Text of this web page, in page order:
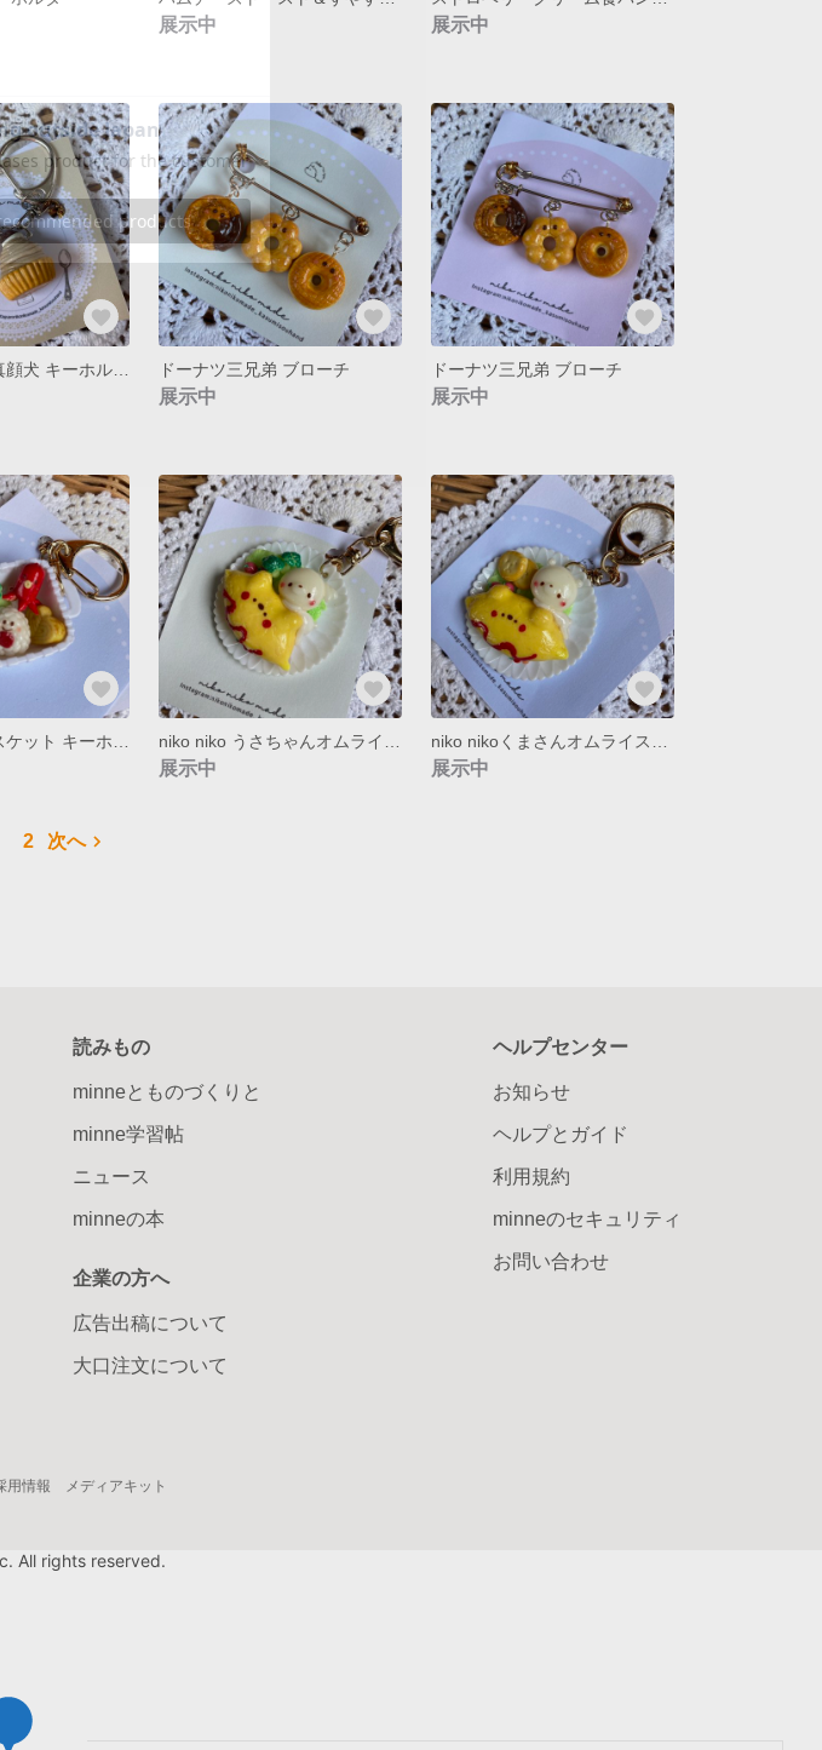
展示中 展示中
モンブラン＆真顔犬 キーホルダー ドーナツ三兄弟 ブローチ
展示中
ドーナツ三兄弟 ブローチ
展示中
展示中 展示中
2 次へ
読みもの
minneとものづくりと
minne学習帖
ニュース
minneの本
企業の方へ
広告出稿について
大口注文について
ヘルプセンター
お知らせ
ヘルプとガイド
利用規約
minneのセキュリティ
お問い合わせ
用情報 メディアキット
All rights reserved.